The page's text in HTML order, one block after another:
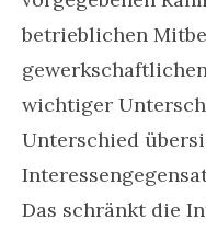
betrieblichen
wichtiger
Unterschied
Das schränkt die